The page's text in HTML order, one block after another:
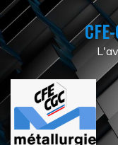
Skip
to
content